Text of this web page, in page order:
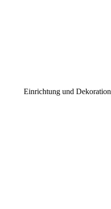
Einrichtung und Dekoration